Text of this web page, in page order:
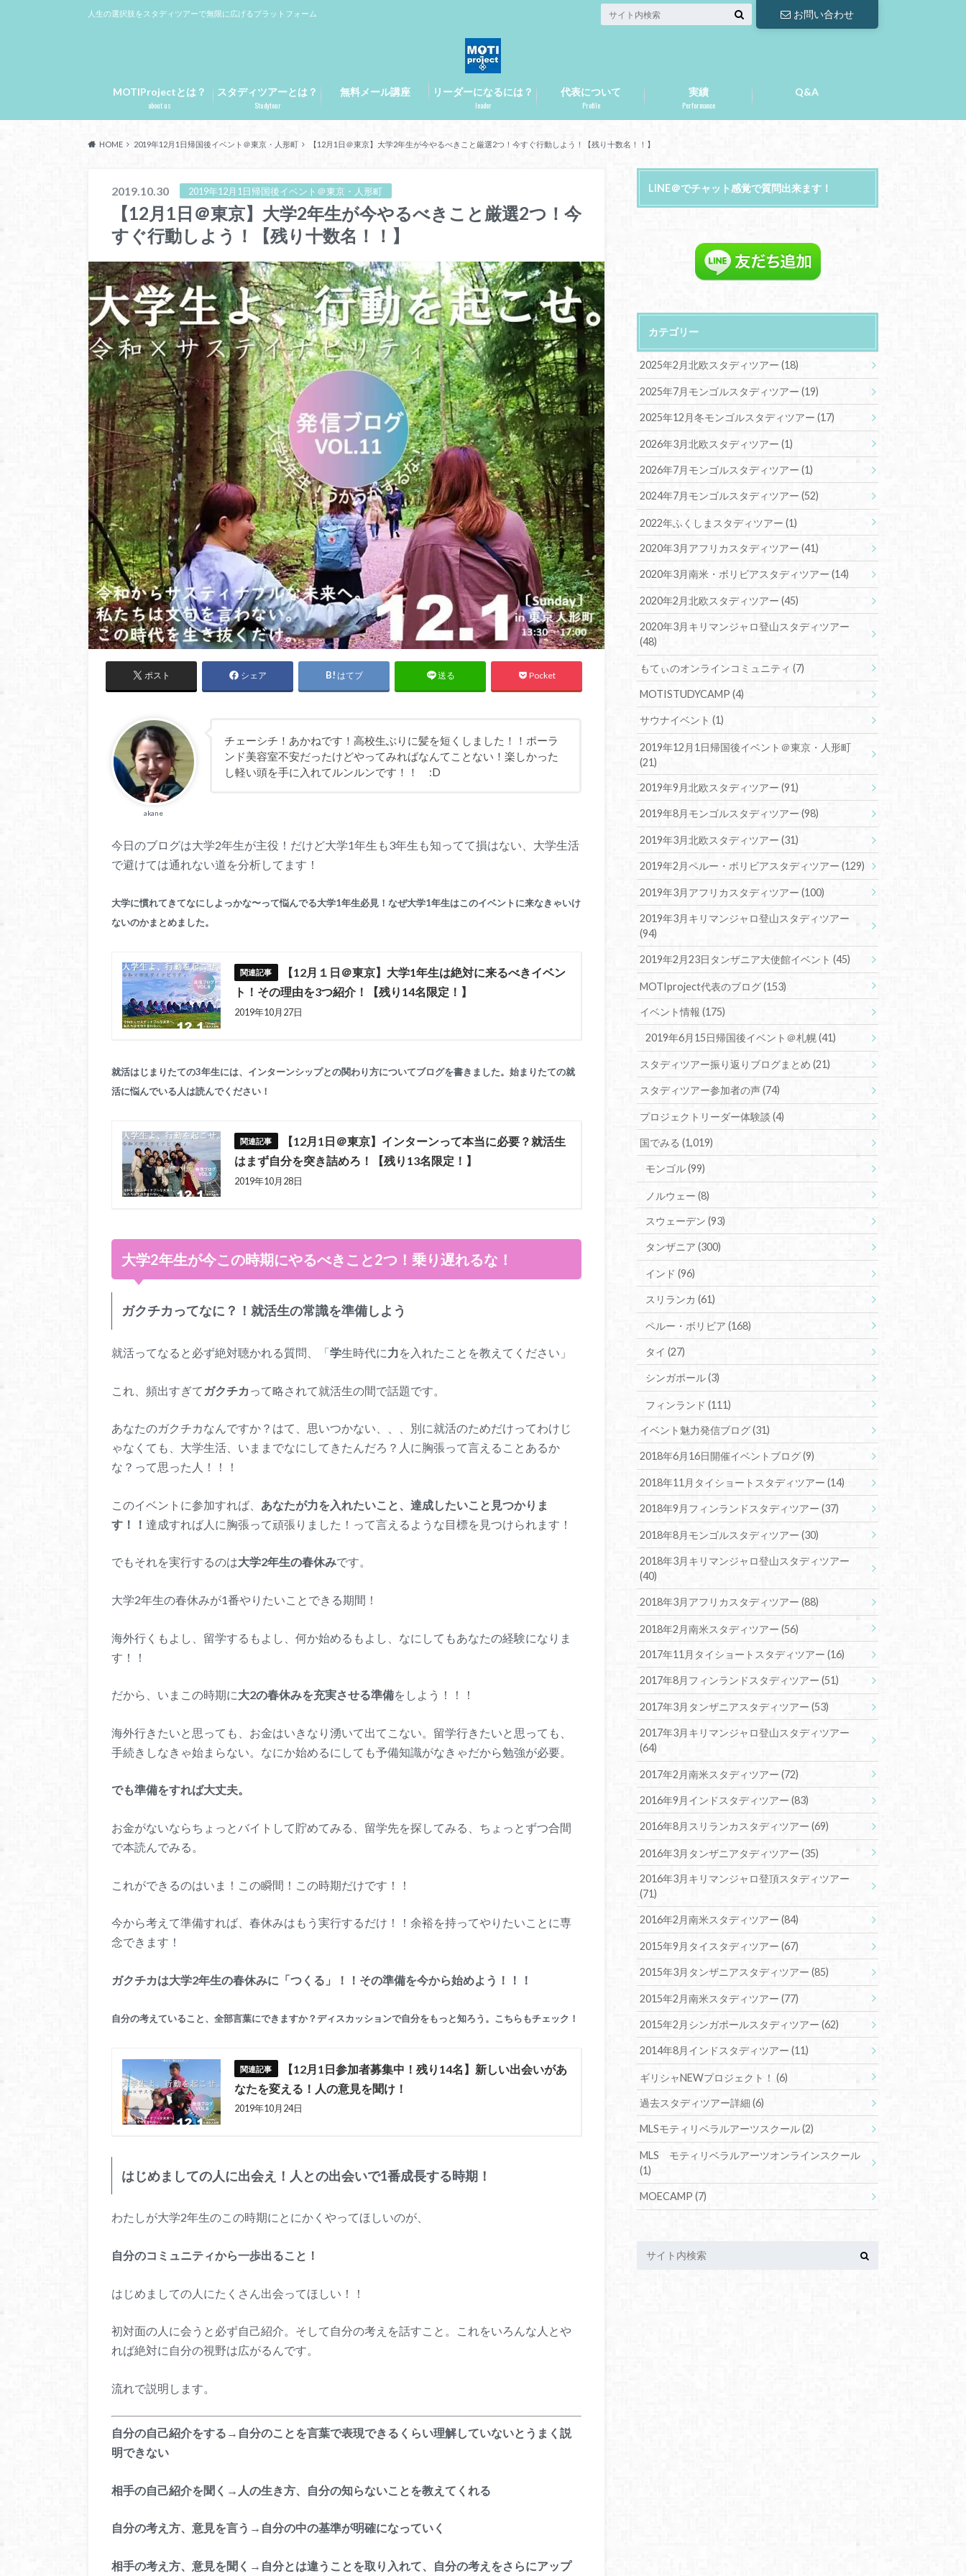
人生の選択肢をスタディツアーで無限に広げるプラットフォーム お問い合わせ
MOTIProjectとは？
about us
スタディツアーとは？
Studytour
無料メール講座 リーダーになるには？
leader
代表について
Profile
実績
Performance
Q&A
HOME 2019年12月1日帰国後イベント＠東京・人形町 【12月1日＠東京】大学2年生が今やるべきこと厳選2つ！今すぐ行動しよう！【残り十数名！！】
2019.10.30 2019年12月1日帰国後イベント＠東京・人形町
【12月1日＠東京】大学2年生が今やるべきこと厳選2つ！今
すぐ行動しよう！【残り十数名！！】
ポスト シェア はてブ 送る Pocket
akane
チェーシチ！あかねです！高校生ぶりに髪を短くしました！！ポーラ
ンド美容室不安だったけどやってみればなんてことない！楽しかった
し軽い頭を手に入れてルンルンです！！ :D
今日のブログは大学2年生が主役！だけど大学1年生も3年生も知ってて損はない、大学生活
で避けては通れない道を分析してます！
大学に慣れてきてなにしよっかな〜って悩んでる大学1年生必見！なぜ大学1年生はこのイベントに来なきゃいけ
ないのかまとめました。
【12月１日＠東京】大学1年生は絶対に来るべきイベン
ト！その理由を3つ紹介！【残り14名限定！】
2019年10月27日
就活はじまりたての3年生には、インターンシップとの関わり方についてブログを書きました。始まりたての就
活に悩んでいる人は読んでください！
【12月1日＠東京】インターンって本当に必要？就活生
はまず自分を突き詰めろ！【残り13名限定！】
2019年10月28日
大学2年生が今この時期にやるべきこと2つ！乗り遅れるな！
ガクチカってなに？！就活生の常識を準備しよう
就活ってなると必ず絶対聴かれる質問、「学生時代に力を入れたことを教えてください」
これ、頻出すぎて ガクチカ って略されて就活生の間で話題です。
あなたのガクチカなんですか？はて、思いつかない、、、別に就活のためだけってわけじ
ゃなくても、大学生活、いままでなにしてきたんだろ？人に胸張って言えることあるか
な？って思った人！！！
このイベントに参加すれば、 あなたが力を入れたいこと、達成したいこと見つかりま
す！！ 達成すれば人に胸張って頑張りました！って言えるような目標を見つけられます！
でもそれを実行するのは大学2年生の春休みです。
大学2年生の春休みが1番やりたいことできる期間！
海外行くもよし、留学するもよし、何か始めるもよし、なにしてもあなたの経験になりま
す！！
だから、いまこの時期に大2の春休みを充実させる準備をしよう！！！
海外行きたいと思っても、お金はいきなり湧いて出てこない。留学行きたいと思っても、
手続きしなきゃ始まらない。なにか始めるにしても予備知識がなきゃだから勉強が必要。
でも準備をすれば大丈夫。
お金がないならちょっとバイトして貯めてみる、留学先を探してみる、ちょっとずつ合間
で本読んでみる。
これができるのはいま！この瞬間！この時期だけです！！
今から考えて準備すれば、春休みはもう実行するだけ！！余裕を持ってやりたいことに専
念できます！
ガクチカは大学2年生の春休みに「つくる」！！その準備を今から始めよう！！！
自分の考えていること、全部言葉にできますか？ディスカッションで自分をもっと知ろう。こちらもチェック！
【12月1日参加者募集中！残り14名】新しい出会いがあ
なたを変える！人の意見を聞け！
2019年10月24日
はじめましての人に出会え！人との出会いで1番成長する時期！
わたしが大学2年生のこの時期にとにかくやってほしいのが、
自分のコミュニティから一歩出ること！
はじめましての人にたくさん出会ってほしい！！
初対面の人に会うと必ず自己紹介。そして自分の考えを話すこと。これをいろんな人とや
れば絶対に自分の視野は広がるんです。
流れで説明します。
自分の自己紹介をする→自分のことを言葉で表現できるくらい理解していないとうまく説
明できない
相手の自己紹介を聞く→人の生き方、自分の知らないことを教えてくれる
自分の考え方、意見を言う→自分の中の基準が明確になっていく
相手の考え方、意見を聞く→自分とは違うことを取り入れて、自分の考えをさらにアップ
LINE＠でチャット感覚で質問出来ます！
カテゴリー
2025年2月北欧スタディツアー(18)
2025年7月モンゴルスタディツアー(19)
2025年12月冬モンゴルスタディツアー(17)
2026年3月北欧スタディツアー(1)
2026年7月モンゴルスタディツアー(1)
2024年7月モンゴルスタディツアー(52)
2022年ふくしまスタディツアー(1)
2020年3月アフリカスタディツアー(41)
2020年3月南米・ボリビアスタディツアー(14)
2020年2月北欧スタディツアー(45)
2020年3月キリマンジャロ登山スタディツアー
(48)
もてぃのオンラインコミュニティ(7)
MOTISTUDYCAMP(4)
サウナイベント(1)
2019年12月1日帰国後イベント＠東京・人形町
(21)
2019年9月北欧スタディツアー(91)
2019年8月モンゴルスタディツアー(98)
2019年3月北欧スタディツアー(31)
2019年2月ペルー・ボリビアスタディツアー(129)
2019年3月アフリカスタディツアー(100)
2019年3月キリマンジャロ登山スタディツアー
(94)
2019年2月23日タンザニア大使館イベント(45)
MOTIproject代表のブログ(153)
イベント情報(175)
2019年6月15日帰国後イベント＠札幌(41)
スタディツアー振り返りブログまとめ(21)
スタディツアー参加者の声(74)
プロジェクトリーダー体験談(4)
国でみる(1,019)
モンゴル(99)
ノルウェー (8)
スウェーデン (93)
タンザニア (300)
インド (96)
スリランカ (61)
ペルー・ボリビア (168)
タイ (27)
シンガポール(3)
フィンランド (111)
イベント魅力発信ブログ(31)
2018年6月16日開催イベントブログ(9)
2018年11月タイショートスタディツアー(14)
2018年9月フィンランドスタディツアー(37)
2018年8月モンゴルスタディツアー(30)
2018年3月キリマンジャロ登山スタディツアー
(40)
2018年3月アフリカスタディツアー(88)
2018年2月南米スタディツアー(56)
2017年11月タイショートスタディツアー(16)
2017年8月フィンランドスタディツアー(51)
2017年3月タンザニアスタディツアー(53)
2017年3月キリマンジャロ登山スタディツアー
(64)
2017年2月南米スタディツアー(72)
2016年9月インドスタディツアー(83)
2016年8月スリランカスタディツアー(69)
2016年3月タンザニアタディツアー(35)
2016年3月キリマンジャロ登頂スタディツアー
(71)
2016年2月南米スタディツアー(84)
2015年9月タイスタディツアー(67)
2015年3月タンザニアスタディツアー(85)
2015年2月南米スタディツアー(77)
2015年2月シンガポールスタディツアー(62)
2014年8月インドスタディツアー(11)
ギリシャNEWプロジェクト！(6)
過去スタディツアー詳細(6)
MLSモティリベラルアーツスクール(2)
MLS モティリベラルアーツオンラインスクール
(1)
MOECAMP(7)